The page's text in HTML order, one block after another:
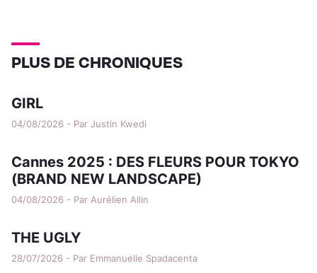
PLUS DE CHRONIQUES
GIRL
04/08/2026 - Par Justin Kwedi
Cannes 2025 : DES FLEURS POUR TOKYO
(BRAND NEW LANDSCAPE)
04/08/2026 - Par Aurélien Allin
THE UGLY
28/07/2026 - Par Emmanuelle Spadacenta